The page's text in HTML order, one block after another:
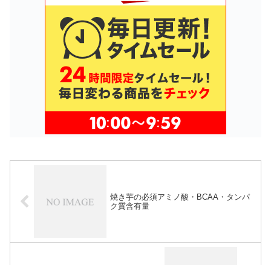
焼き芋の必須アミノ酸・BCAA・タンパ
ク質含有量